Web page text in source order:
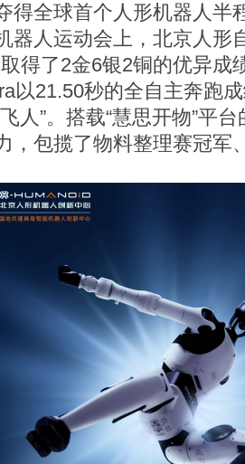
得全球首个人形机器人半
器人运动会上，北京人形
得了2金6银2铜的优异成
以21.50秒的全自主奔跑
人”。搭载“慧思开物”平
，包揽了物料整理赛冠军